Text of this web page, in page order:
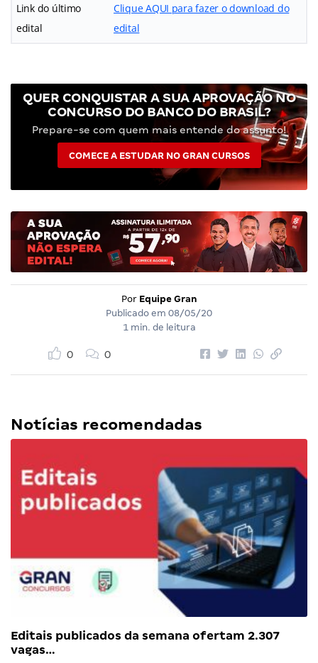
Link do último
edital
Clique AQUI para fazer o download do
edital
QUER CONQUISTAR A SUA APROVAÇÃO NO
CONCURSO DO BANCO DO BRASIL?
Prepare-se com quem mais entende do assunto!
COMECE A ESTUDAR NO GRAN CURSOS
Por Equipe Gran
Publicado em 08/05/20
1 min. de leitura
0 0
Notícias recomendadas
Editais publicados da semana ofertam 2.307
vagas…